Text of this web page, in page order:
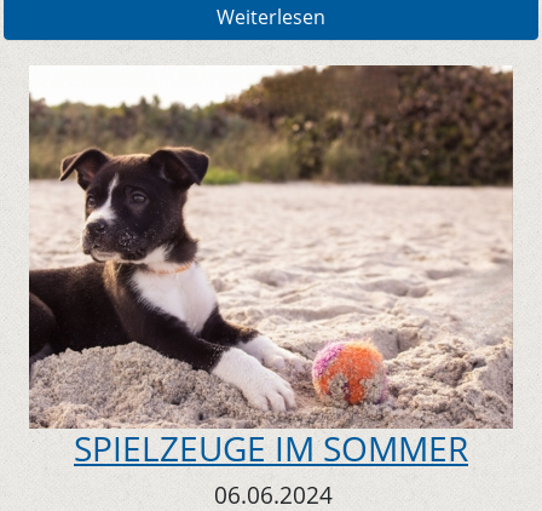
Weiterlesen
SPIELZEUGE IM SOMMER
06.06.2024